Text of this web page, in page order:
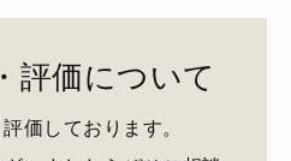
評価について
価しております。